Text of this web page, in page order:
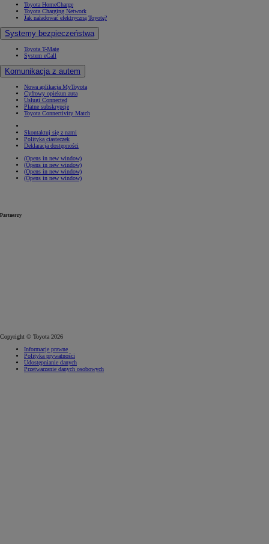
Toyota HomeCharge
Toyota Charging Network
Jak naładować elektryczną Toyotę?
Systemy bezpieczeństwa
Toyota T-Mate
System eCall
Komunikacja z autem
Nowa aplikacja MyToyota
Cyfrowy opiekun auta
Usługi Connected
Płatne subskrypcje
Toyota Connectivity Match
Skontaktuj się z nami
Polityka ciasteczek
Deklaracja dostępności
(Opens in new window)
(Opens in new window)
(Opens in new window)
(Opens in new window)
Partnerzy
Copyright © Toyota 2026
Informacje prawne
Polityka prywatności
Udostępnianie danych
Przetwarzanie danych osobowych